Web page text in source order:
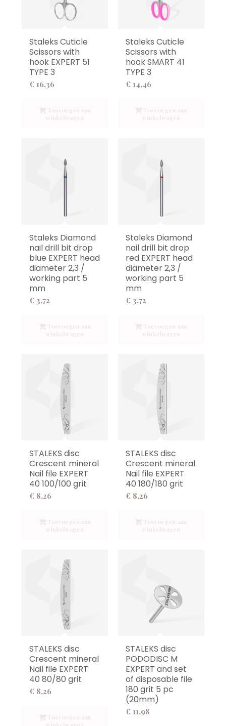
Staleks Cuticle
Scissors with
hook EXPERT 51
TYPE 3
€ 16,36
Staleks Cuticle
Scissors with
hook SMART 41
TYPE 3
€ 14,46
Staleks Diamond
nail drill bit drop
blue EXPERT head
diameter 2,3 /
working part 5
mm
€ 3,72
Staleks Diamond
nail drill bit drop
red EXPERT head
diameter 2,3 /
working part 5
mm
€ 3,72
STALEKS disc
Crescent mineral
Nail file EXPERT
40 100/100 grit
€ 8,26
STALEKS disc
Crescent mineral
Nail file EXPERT
40 180/180 grit
€ 8,26
STALEKS disc
Crescent mineral
Nail file EXPERT
40 80/80 grit
€ 8,26
STALEKS disc
PODODISC M
EXPERT and set
of disposable file
180 grit 5 pc
(20mm)
€ 11,98